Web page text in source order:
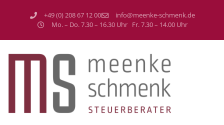
+49 (0) 208 67 12 00
info@meenke-schmenk.de
Mo. – Do. 7.30 – 16.30 Uhr Fr. 7.30 – 14.00 Uhr